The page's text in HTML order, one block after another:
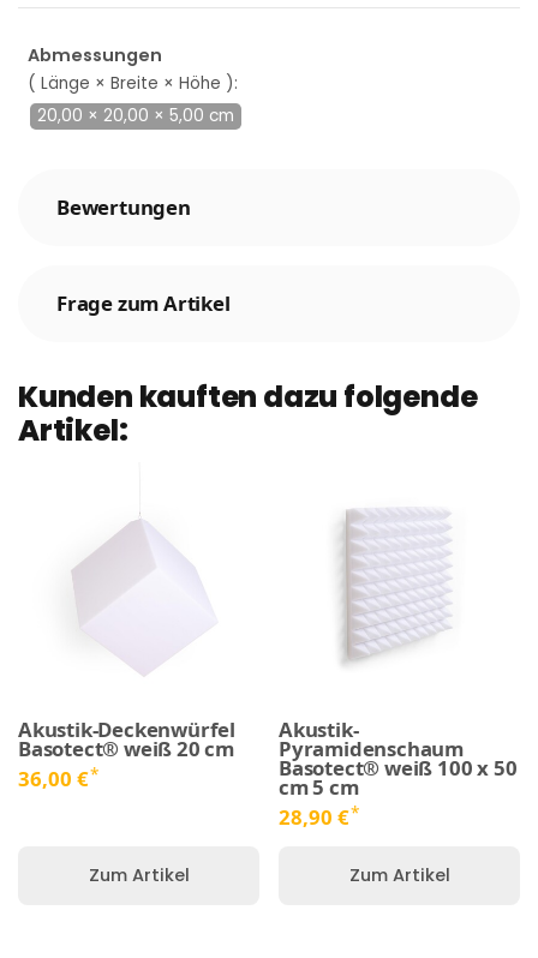
Abmessungen
( Länge × Breite × Höhe ):
20,00 × 20,00 × 5,00 cm
Bewertungen
Frage zum Artikel
Kunden kauften dazu folgende
Artikel:
Akustik-Deckenwürfel
Basotect® weiß 20 cm
36,00 €*
Zum Artikel
Akustik-
Pyramidenschaum
Basotect® weiß 100 x 50
cm 5 cm
28,90 €*
Zum Artikel